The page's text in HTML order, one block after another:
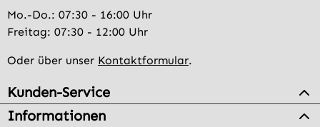
Mo.-Do.: 07:30 - 16:00 Uhr
Freitag: 07:30 - 12:00 Uhr
Oder über unser Kontaktformular.
Kunden-Service
Informationen